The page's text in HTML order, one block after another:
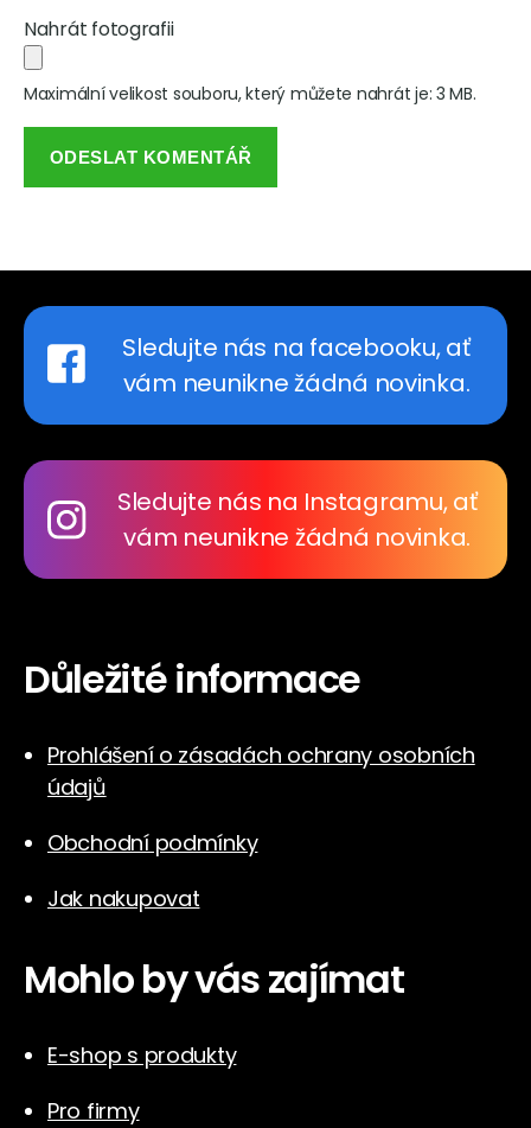
Nahrát fotografii
Maximální velikost souboru, který můžete nahrát je: 3 MB.
Sledujte nás na facebooku, ať
vám neunikne žádná novinka.
Sledujte nás na Instagramu, ať
vám neunikne žádná novinka.
Důležité informace
Prohlášení o zásadách ochrany osobních
údajů
Obchodní podmínky
Jak nakupovat
Mohlo by vás zajímat
E-shop s produkty
Pro firmy